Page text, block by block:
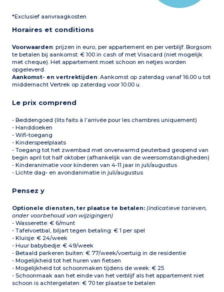
*Exclusief aanvraagkosten
Horaires et conditions
Voorwaarden: prijzen in euro, per appartement en per verblijf. Borgsom
te betalen bij aankomst: € 100 in cash of met Visacard (niet mogelijk
met cheque). Het appartement moet schoon en netjes worden
opgeleverd.
Aankomst- en vertrektijden: Aankomst op zaterdag vanaf 16.00 u tot
middernacht Vertrek op zaterdag voor 10.00 u.
Le prix comprend
- Beddengoed (lits faits à l’arrivée pour les chambres uniquement)
- Handdoeken
- Wifi-toegang
- Kinderspeelplaats
- Toegang tot het zwembad met onverwarmd peuterbad geopend van
begin april tot half oktober (afhankelijk van de weersomstandigheden)
- Kinderanimatie voor kinderen van 4-11 jaar in juli/augustus
- Lichte dag- en avondanimatie in juli/augustus
Pensez y
Optionele diensten, ter plaatse te betalen: (indicatieve tarieven,
onder voorbehoud van wijzigingen)
- Wasserette: € 6/munt
- Tafelvoetbal, biljart tegen betaling: € 1 per spel
- Kluisje: € 24/week
- Huur babybedje: € 49/week
- Betaald parkeren buiten: € 77/week/voertuig in de residentie
- Mogelijkheid tot het huren van fietsen
- Mogelijkheid tot schoonmaken tijdens de week: € 25
- Schoonmaak aan het einde van het verblijf als het appartement niet
schoon is achtergelaten: € 70 ter plaatse te betalen